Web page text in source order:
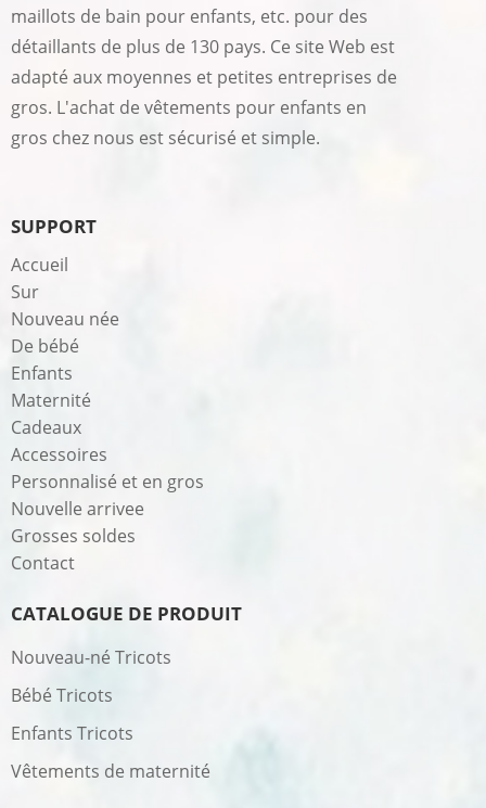
maillots de bain pour enfants, etc. pour des
détaillants de plus de 130 pays. Ce site Web est
adapté aux moyennes et petites entreprises de
gros. L'achat de vêtements pour enfants en
gros chez nous est sécurisé et simple.
SUPPORT
Accueil
Sur
Nouveau née
De bébé
Enfants
Maternité
Cadeaux
Accessoires
Personnalisé et en gros
Nouvelle arrivee
Grosses soldes
Contact
CATALOGUE DE PRODUIT
Nouveau-né Tricots
Bébé Tricots
Enfants Tricots
Vêtements de maternité